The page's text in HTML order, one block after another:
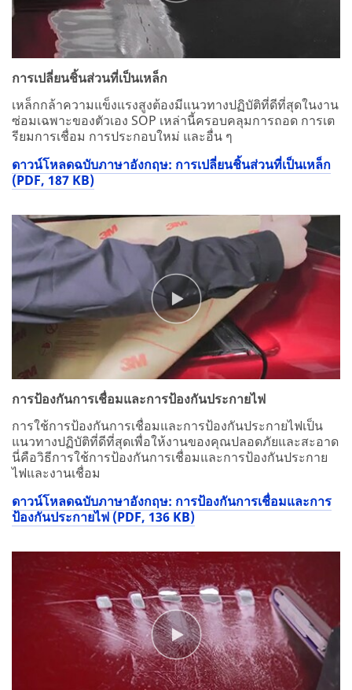
การเปลี่ยนชิ้นส่วนที่เป็นเหล็ก
เหล็กกล้าความแข็งแรงสูงต้องมีแนวทางปฏิบัติที่ดีที่สุดในงาน
ซ่อมเฉพาะของตัวเอง SOP เหล่านี้ครอบคลุมการถอด การเต
รียมการเชื่อม การประกอบใหม่ และอื่น ๆ
ดาวน์โหลดฉบับภาษาอังกฤษ: การเปลี่ยนชิ้นส่วนที่เป็นเหล็ก
(PDF, 187 KB)
การป้องกันการเชื่อมและการป้องกันประกายไฟ
การใช้การป้องกันการเชื่อมและการป้องกันประกายไฟเป็น
แนวทางปฏิบัติที่ดีที่สุดเพื่อให้งานของคุณปลอดภัยและสะอาด
นี่คือวิธีการใช้การป้องกันการเชื่อมและการป้องกันประกาย
ไฟและงานเชื่อม
ดาวน์โหลดฉบับภาษาอังกฤษ: การป้องกันการเชื่อมและการ
ป้องกันประกายไฟ (PDF, 136 KB)